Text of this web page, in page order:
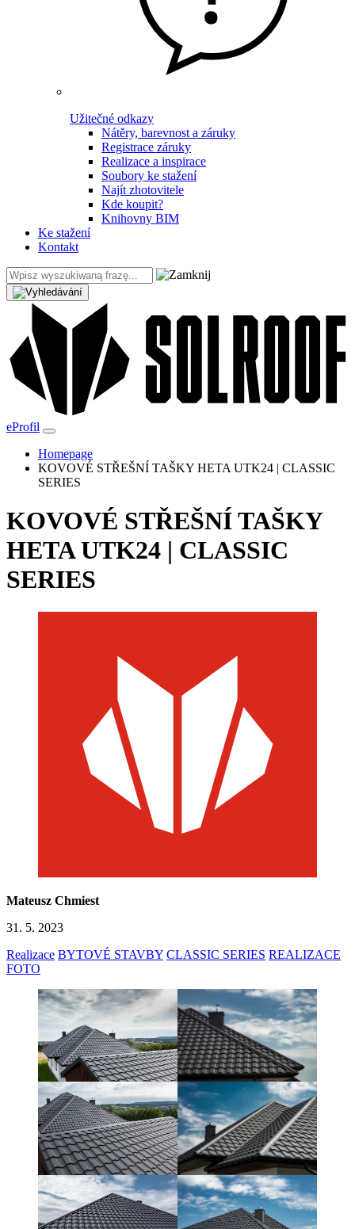
Užitečné odkazy
Nátěry, barevnost a záruky
Registrace záruky
Realizace a inspirace
Soubory ke stažení
Najít zhotovitele
Kde koupit?
Knihovny BIM
Ke stažení
Kontakt
eProfil
Homepage
KOVOVÉ STŘEŠNÍ TAŠKY HETA UTK24 | CLASSIC
SERIES
KOVOVÉ STŘEŠNÍ TAŠKY
HETA UTK24 | CLASSIC
SERIES
Mateusz Chmiest
31. 5. 2023
Realizace BYTOVÉ STAVBY CLASSIC SERIES REALIZACE
FOTO